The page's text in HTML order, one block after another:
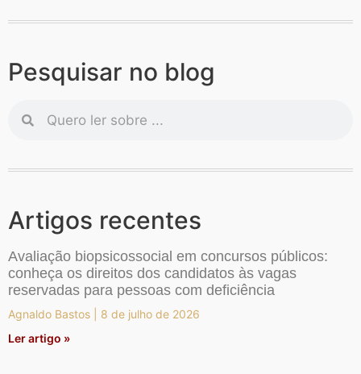
Pesquisar no blog
Artigos recentes
Avaliação biopsicossocial em concursos públicos:
conheça os direitos dos candidatos às vagas
reservadas para pessoas com deficiência
Agnaldo Bastos
8 de julho de 2026
Ler artigo »